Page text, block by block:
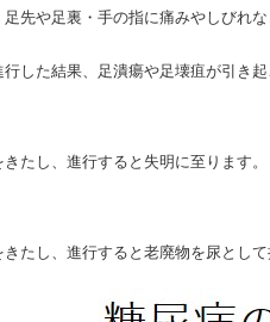
先や足裏・手の指に痛みやしびれ
した結果、足潰瘍や足壊疽が引き起
たし、進行すると失明に至ります。
たし、 進行すると老廃物を尿とし